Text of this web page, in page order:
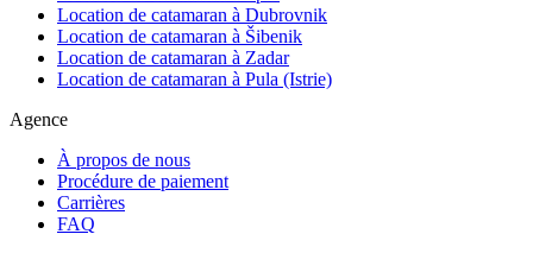
Location de catamaran à Dubrovnik
Location de catamaran à Šibenik
Location de catamaran à Zadar
Location de catamaran à Pula (Istrie)
Agence
À propos de nous
Procédure de paiement
Carrières
FAQ